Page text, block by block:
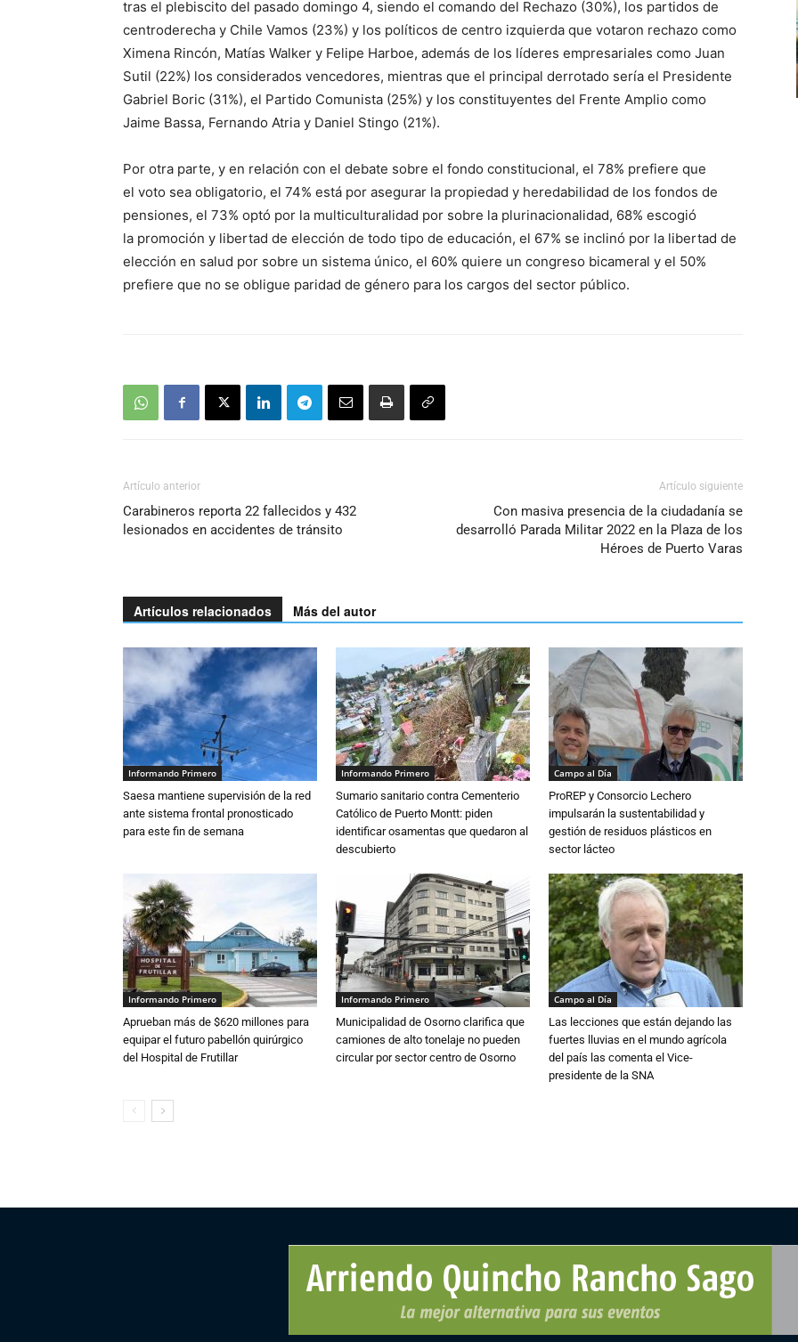
tras el plebiscito del pasado domingo 4, siendo el comando del Rechazo (30%), los partidos de
centroderecha y Chile Vamos (23%) y los políticos de centro izquierda que votaron rechazo como
Ximena Rincón, Matías Walker y Felipe Harboe, además de los líderes empresariales como Juan
Sutil (22%) los considerados vencedores, mientras que el principal derrotado sería el Presidente
Gabriel Boric (31%), el Partido Comunista (25%) y los constituyentes del Frente Amplio como
Jaime Bassa, Fernando Atria y Daniel Stingo (21%).
Por otra parte, y en relación con el debate sobre el fondo constitucional, el 78% prefiere que
el voto sea obligatorio, el 74% está por asegurar la propiedad y heredabilidad de los fondos de
pensiones, el 73% optó por la multiculturalidad por sobre la plurinacionalidad, 68% escogió
la promoción y libertad de elección de todo tipo de educación, el 67% se inclinó por la libertad de
elección en salud por sobre un sistema único, el 60% quiere un congreso bicameral y el 50%
prefiere que no se obligue paridad de género para los cargos del sector público.
Artículo anterior
Carabineros reporta 22 fallecidos y 432
lesionados en accidentes de tránsito
Artículo siguiente
Con masiva presencia de la ciudadanía se
desarrolló Parada Militar 2022 en la Plaza de los
Héroes de Puerto Varas
Artículos relacionados Más del autor
Informando Primero
Saesa mantiene supervisión de la red
ante sistema frontal pronosticado
para este fin de semana
Informando Primero
Sumario sanitario contra Cementerio
Católico de Puerto Montt: piden
identificar osamentas que quedaron al
descubierto
Campo al Día
ProREP y Consorcio Lechero
impulsarán la sustentabilidad y
gestión de residuos plásticos en
sector lácteo
Informando Primero
Aprueban más de $620 millones para
equipar el futuro pabellón quirúrgico
del Hospital de Frutillar
Informando Primero
Municipalidad de Osorno clarifica que
camiones de alto tonelaje no pueden
circular por sector centro de Osorno
Campo al Día
Las lecciones que están dejando las
fuertes lluvias en el mundo agrícola
del país las comenta el Vice-
presidente de la SNA